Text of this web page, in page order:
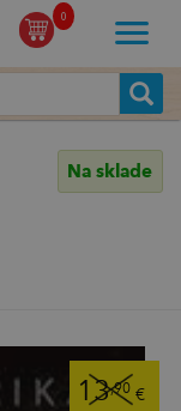
0
Na sklade
13,90 €